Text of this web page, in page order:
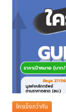
ใครเจ๋งกว่ากัน